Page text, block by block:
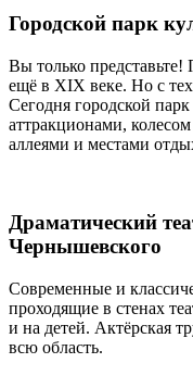
Городской парк
Вы только представьте!
ещё в XIX веке. Но с
Сегодня городской
аттракционами,
аллеями и местами
Драматический
Чернышевского
Современные и
проходящие в стенах
и на детей. Актёрская
всю область.